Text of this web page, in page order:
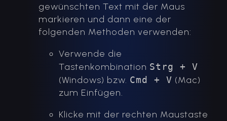
gewünschten Text mit der Maus
markieren und dann eine der
folgenden Methoden verwenden:
Verwende die
Tastenkombination Strg + V
(Windows) bzw. Cmd + V (Mac)
zum Einfügen.
Klicke mit der rechten Maustaste